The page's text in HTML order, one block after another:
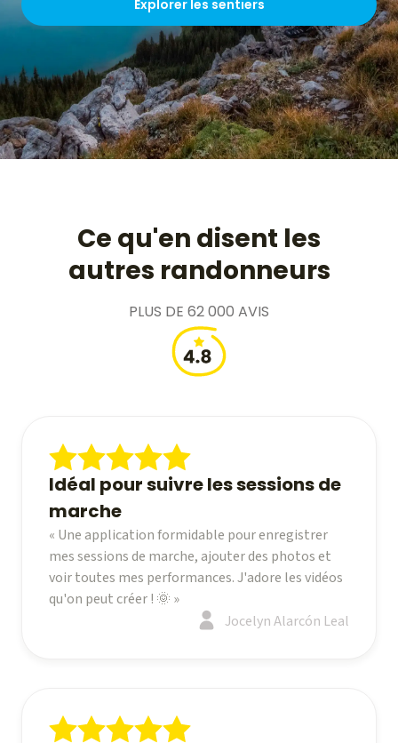
Explorer les sentiers
Ce qu'en disent les
autres randonneurs
PLUS DE 62 000 AVIS
Idéal pour suivre les sessions de
marche
« Une application formidable pour enregistrer
mes sessions de marche, ajouter des photos et
voir toutes mes performances. J'adore les vidéos
qu'on peut créer ! 🌞 »
Jocelyn Alarcón Leal